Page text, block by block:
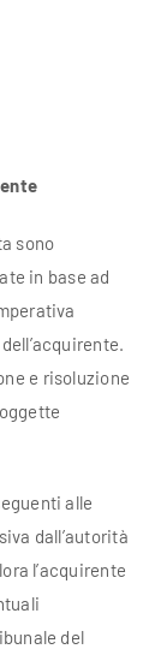
sono
in base ad
e risoluzione
alle
dall’autorità
l’acquirente
del